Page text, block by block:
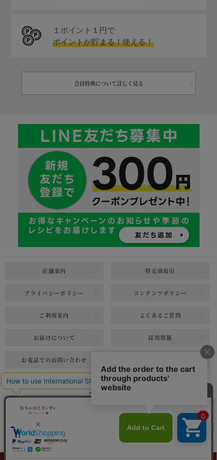
カート
ボタンへ
１ポイント１円で
ポイントが貯まる！使える！
会員特典について詳しく見る
店舗案内 特定商取引
プライバシーポリシー コンテンツポリシー
ご利用案内 よくあるご質問
お届けについて 採用情報
お電話でのお問い合わせ
© 2020 Ochanokosaisai